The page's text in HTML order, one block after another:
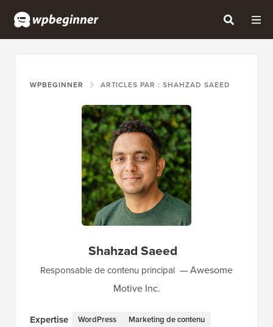
WPBEGINNER ARTICLES PAR : SHAHZAD SAEED
Shahzad Saeed
Responsable de contenu principal
Awesome
Motive Inc.
Expertise WordPress
Marketing de contenu